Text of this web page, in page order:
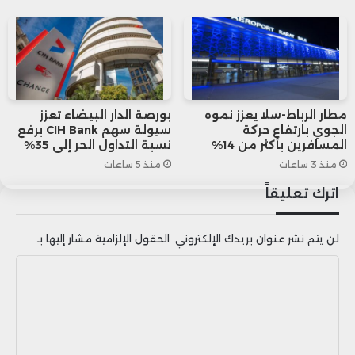
تحديات، خاصة فيما يتعلق بتأثيرها على
سوق العمل.
يعزو ياسين اعليا، الباحث في الشأن
الاقتصادي، هذا الارتفاع الملحوظ إلى
استراتيجيات وبرامج وطنية محفزة
اعتمدها المغرب لتعزيز تدفق
الاستثمارات الأجنبية، خاصة في
القطاعات الحيوية والمستقبلية، والتي
مطار الرباط-سلا يعزز نموه
الجوي بارتفاع حركة
المسافرين بأكثر من 14%
منذ 3 ساعات
بورصة الدار البيضاء تعزز
سيولة سهم CIH Bank برفع
نسبة التداول الحر إلى 35%
منذ 5 ساعات
اترك تعليقاً
لن يتم نشر عنوان بريدك الإلكتروني. الحقول الإلزامية مشار إليها بـ